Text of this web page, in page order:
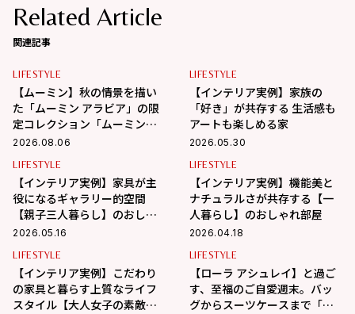
Related Article
関連記事
LIFESTYLE
【ムーミン】秋の情景を描い
た「ムーミン アラビア」の限
定コレクション「ムーミンズ
デイ 2026」が8月8日（土）よ
2026.08.06
LIFESTYLE
【インテリア実例】家族の
「好き」が共存する 生活感も
アートも楽しめる家
2026.05.30
LIFESTYLE
【インテリア実例】家具が主
役になるギャラリー的空間
【親子三人暮らし】のおしゃ
れ部屋
2026.05.16
LIFESTYLE
【インテリア実例】機能美と
ナチュラルさが共存する【一
人暮らし】のおしゃれ部屋
2026.04.18
LIFESTYLE
【インテリア実例】こだわり
の家具と暮らす上質なライフ
スタイル【大人女子の素敵部
LIFESTYLE
【ローラ アシュレイ】と過ご
す、至福のご自愛週末。バッ
グからスーツケースまで「心